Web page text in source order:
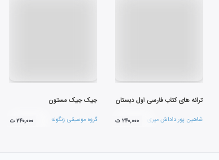
ترانه های کتاب فارسی اول دبستان
شاهین پور داداش میری ۲۴۰,۰۰۰ ت
جیک جیک مستون
گروه موسیقی زنگوله ۲۴۰,۰۰۰ ت